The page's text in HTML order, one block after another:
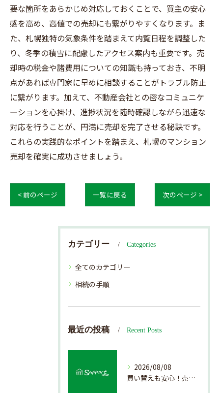
要な箇所をあらかじめ対応しておくことで、買主の安心
感を高め、高値での売却にも繋がりやすくなります。ま
た、札幌独特の気象条件を踏まえて内覧日程を調整した
り、冬季の積雪に配慮したアクセス案内も重要です。売
却時の税金や諸費用についての知識も持っておき、不明
点があれば専門家に早めに相談することがトラブル防止
に繋がります。加えて、不動産会社との密なコミュニケ
ーションを心掛け、進捗状況を随時確認しながら迅速な
対応を行うことが、円満に売却を完了させる秘訣です。
これらの実践的なポイントを踏まえ、札幌のマンション
売却を確実に成功させましょう。
< 前のページ 一覧に戻る 次のページ >
カテゴリー Categories
全てのカテゴリー
相続の手順
最近の投稿 Recent Posts
2026/08/08
買い替えも安心！売却プロセスの簡略化方法